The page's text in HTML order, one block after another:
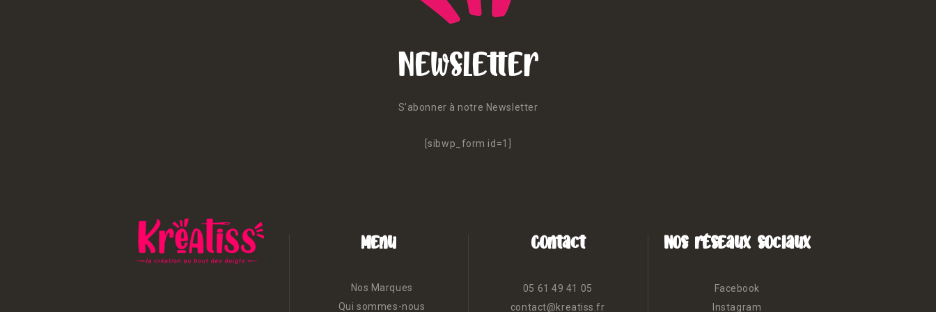
Newsletter
S'abonner à notre Newsletter
[sibwp_form id=1]
Menu
Nos Marques
Qui sommes-nous
Contact
05 61 49 41 05
contact@kreatiss.fr
Nos réseaux sociaux
Facebook
Instagram